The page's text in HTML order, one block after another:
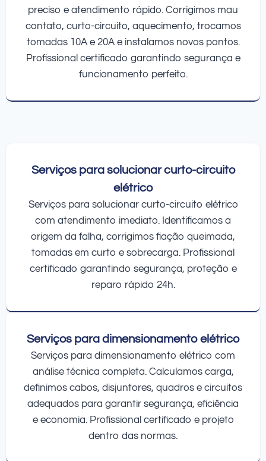
preciso e atendimento rápido. Corrigimos mau
contato, curto-circuito, aquecimento, trocamos
tomadas 10A e 20A e instalamos novos pontos.
Profissional certificado garantindo segurança e
funcionamento perfeito.
Serviços para solucionar curto-circuito
elétrico
Serviços para solucionar curto-circuito elétrico
com atendimento imediato. Identificamos a
origem da falha, corrigimos fiação queimada,
tomadas em curto e sobrecarga. Profissional
certificado garantindo segurança, proteção e
reparo rápido 24h.
Serviços para dimensionamento elétrico
Serviços para dimensionamento elétrico com
análise técnica completa. Calculamos carga,
definimos cabos, disjuntores, quadros e circuitos
adequados para garantir segurança, eficiência
e economia. Profissional certificado e projeto
dentro das normas.